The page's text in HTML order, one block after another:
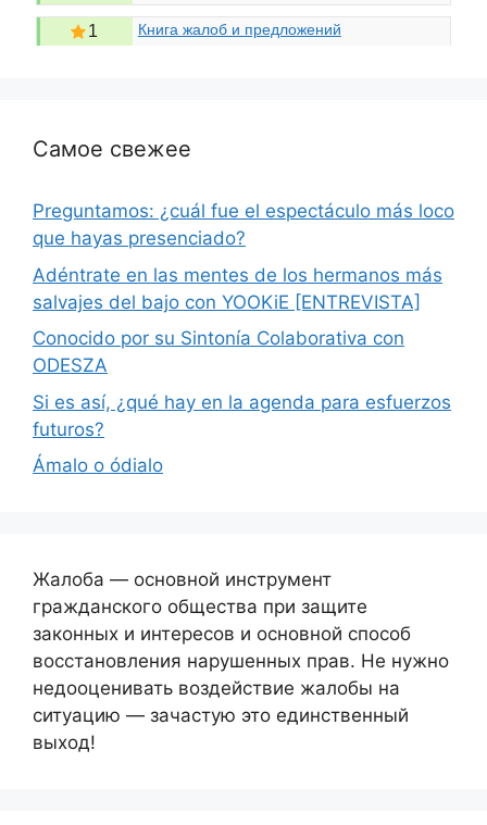
1 Книга жалоб и предложений
Самое свежее
Preguntamos: ¿cuál fue el espectáculo más loco
que hayas presenciado?
Adéntrate en las mentes de los hermanos más
salvajes del bajo con YOOKiE [ENTREVISTA]
Conocido por su Sintonía Colaborativa con
ODESZA
Si es así, ¿qué hay en la agenda para esfuerzos
futuros?
Ámalo o ódialo
Жалоба — основной инструмент
гражданского общества при защите
законных и интересов и основной способ
восстановления нарушенных прав. Не нужно
недооценивать воздействие жалобы на
ситуацию — зачастую это единственный
выход!